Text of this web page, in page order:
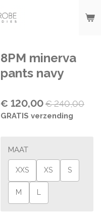
8PM minerva
pants navy
€ 120,00 € 240,00
GRATIS verzending
MAAT
XXS XS S
M